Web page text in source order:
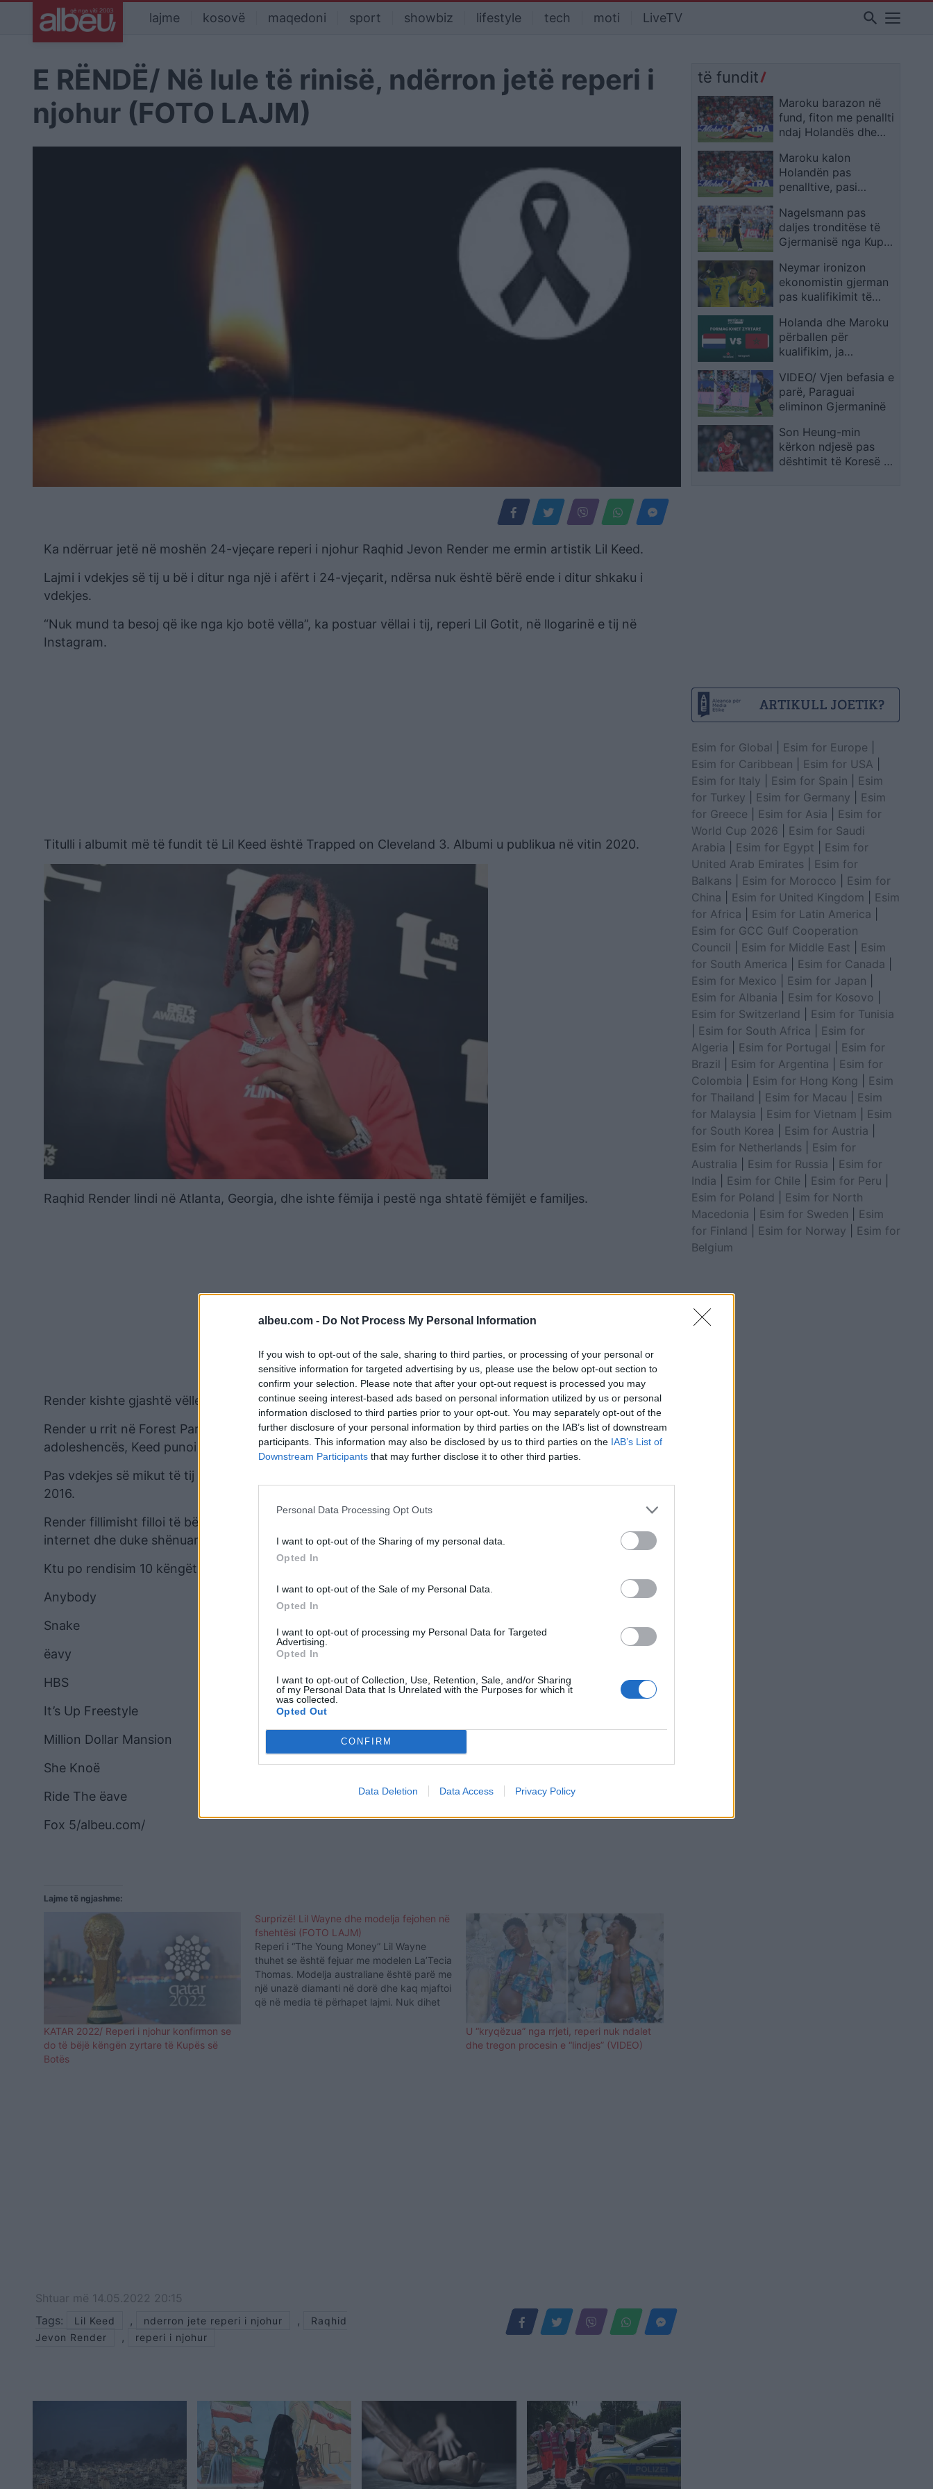
albeu.com - Do Not Process My Personal Information
If you wish to opt-out of the sale, sharing to third parties, or processing of your personal or
sensitive information for targeted advertising by us, please use the below opt-out section to
confirm your selection. Please note that after your opt-out request is processed you may
continue seeing interest-based ads based on personal information utilized by us or personal
information disclosed to third parties prior to your opt-out. You may separately opt-out of the
further disclosure of your personal information by third parties on the IAB’s list of downstream
participants. This information may also be disclosed by us to third parties on the IAB’s List of
Downstream Participants that may further disclose it to other third parties.
Personal Data Processing Opt Outs
I want to opt-out of the Sharing of my personal data.
Opted In
I want to opt-out of the Sale of my Personal Data.
Opted In
I want to opt-out of processing my Personal Data for Targeted
Advertising.
Opted In
I want to opt-out of Collection, Use, Retention, Sale, and/or Sharing
of my Personal Data that Is Unrelated with the Purposes for which it
was collected.
Opted Out
CONFIRM
Data Deletion Data Access Privacy Policy
lajme kosovë maqedoni sport showbiz lifestyle tech moti LiveTV search
E RËNDË/ Në lule të rinisë, ndërron jetë reperi i
njohur (FOTO LAJM)
Ka ndërruar jetë në moshën 24-vjeçare reperi i njohur Raqhid Jevon Render me ermin artistik Lil Keed.
Lajmi i vdekjes së tij u bë i ditur nga një i afërt i 24-vjeçarit, ndërsa nuk është bërë ende i ditur shkaku i
vdekjes.
“Nuk mund ta besoj që ike nga kjo botë vëlla”, ka postuar vëllai i tij, reperi Lil Gotit, në llogarinë e tij në
Instagram.
Titulli i albumit më të fundit të Lil Keed është Trapped on Cleveland 3. Albumi u publikua në vitin 2020.
Raqhid Render lindi në Atlanta, Georgia, dhe ishte fëmija i pestë nga shtatë fëmijët e familjes.
Render kishte gjashtë vëllezër dhe një motër, vëllai i tij më i vogël është reperi Lil Gotit.
Render u rrit në Forest Park, dhe më vonë u zhvendos në Atlanta në Cleveland Ave. Gjatë viteve të
adoleshencës, Keed punoi për një kohë të shkurtër në Subëay dhe McDonald’s.
Pas vdekjes së mikut të tij të ngushtë Rudy, Render, artisti filloi ta merrte seriozisht botën e repit në vitin
2016.
Render fillimisht filloi të bënte muzikë me vëllain e tij më të vogël Semaja Render, duke postuar këngë në
internet dhe duke shënuar disa hite rajonale në 2017.
Ktu po rendisim 10 këngët më të mira të Lil Keed
Anybody
Snake
ëavy
HBS
It’s Up Freestyle
Million Dollar Mansion
She Knoë
Ride The ëave
Fox 5/albeu.com/
Lajme të ngjashme:
KATAR 2022/ Reperi i njohur konfirmon se
do të bëjë këngën zyrtare të Kupës së
Botës
Surprizë! Lil Wayne dhe modelja fejohen në
fshehtësi (FOTO LAJM)
Reperi i “The Young Money” Lil Wayne
thuhet se është fejuar me modelen La’Tecia
Thomas. Modelja australiane është parë me
një unazë diamanti në dorë dhe kaq mjaftoi
që në media të përhapet lajmi. Nuk dihet
U “kryqëzua” nga rrjeti, reperi nuk ndalet
dhe tregon procesin e “lindjes” (VIDEO)
Shtuar më 14.05.2022 20:15
Tags:
Lil Keed , nderron jete reperi i njohur ,
Raqhid
Jevon Render
, reperi i njohur
të fundit
Maroku barazon në
fund, fiton me penallti
ndaj Holandës dhe
Maroku kalon
Holandën pas
penalltive, pasi
Nagelsmann pas
daljes tronditëse të
Gjermanisë nga Kupa
gatshëm të vazhdoj
Neymar ironizon
ekonomistin gjerman
pas kualifikimit të
në Botërorin e
ardhshëm
Holanda dhe Maroku
përballen për
kualifikim, ja
VIDEO/ Vjen befasia e
parë, Paraguai
eliminon Gjermaninë
Son Heung-min
kërkon ndjesë pas
dështimit të Koresë së
Esim for Global Esim for Europe
Esim for Caribbean
Esim for USA
Esim for Italy
Esim for Spain
Esim
for Turkey
Esim for Germany
Esim
for Greece
Esim for Asia
Esim for
World Cup 2026
Esim for Saudi
Arabia
Esim for Egypt
Esim for
United Arab Emirates
Esim for
Balkans
Esim for Morocco
Esim for
China
Esim for United Kingdom
Esim
for Africa
Esim for Latin America
Esim for GCC Gulf Cooperation
Council
Esim for Middle East
Esim
for South America
Esim for Canada
Esim for Mexico
Esim for Japan
Esim for Albania
Esim for Kosovo
Esim for Switzerland
Esim for Tunisia
Esim for South Africa
Esim for
Algeria
Esim for Portugal
Esim for
Brazil
Esim for Argentina
Esim for
Colombia
Esim for Hong Kong
Esim
for Thailand
Esim for Macau
Esim
for Malaysia
Esim for Vietnam
Esim
for South Korea
Esim for Austria
Esim for Netherlands
Esim for
Australia
Esim for Russia
Esim for
India
Esim for Chile Esim for Peru
Esim for Poland
Esim for North
Macedonia
Esim for Sweden
Esim
for Finland
Esim for Norway
Esim for
Belgium